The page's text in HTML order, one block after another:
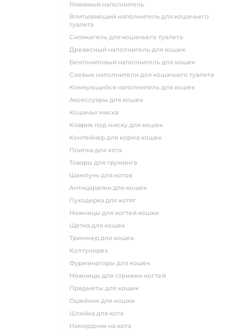
глиняный наполнитель
впитывающий наполнитель для кошачьего
туалета
силикагель для кошачьего туалета
древесный наполнитель для кошек
бентонитовый наполнитель для кошек
соевые наполнители для кошачьего туалета
комкующийся наполнитель для кошек
аксессуары для кошек
кошачья миска
коврик под миску для кошек
контейнер для корма кошек
поилка для кота
товары для груминга
шампунь для котов
антицарапки для кошек
пуходерка для котят
ножницы для когтей кошки
щетка для кошек
триммер для кошек
колтунорез
фурминаторы для кошек
ножницы для стрижки ногтей
предметы для кошек
ошейник для кошки
шлейка для кота
намордник на кота